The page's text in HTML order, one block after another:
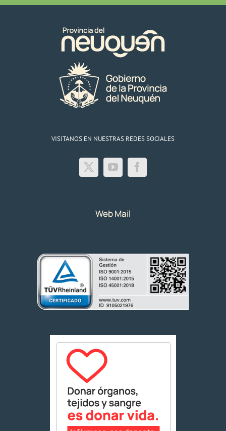
VISITANOS EN NUESTRAS REDES SOCIALES
Web Mail